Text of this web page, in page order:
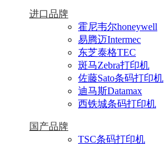
进口品牌
霍尼韦尔honeywell
易腾迈Intermec
东芝泰格TEC
斑马Zebra打印机
佐藤Sato条码打印机
迪马斯Datamax
西铁城条码打印机
国产品牌
TSC条码打印机